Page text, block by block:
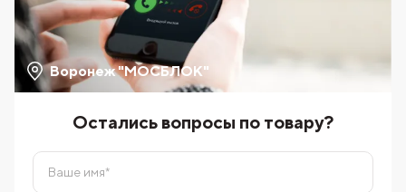
Воронеж "МОСБЛОК"
Остались вопросы по товару?